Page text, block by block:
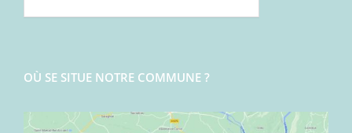
OÙ SE SITUE NOTRE COMMUNE ?